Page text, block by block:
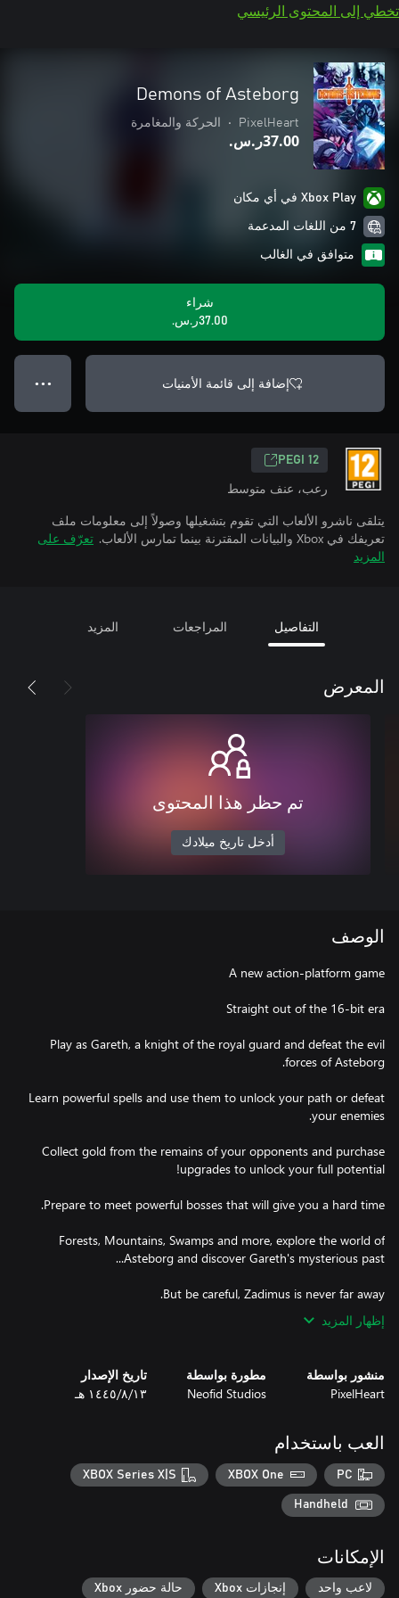
تخطي إلى المحتوى الرئيسي
Demons of Asteborg
PixelHeart
• الحركة والمغامرة
‪ر.س.‏‎37.00‬
Xbox Play في أي مكان
7 من اللغات المدعمة
متوافق في الغالب
شراء
‪ر.س.‏‎37.00‬
إضافة إلى قائمة الأمنيات ● ● ●
PEGI 12
رعب، عنف متوسط
يتلقى ناشرو الألعاب التي تقوم بتشغيلها وصولاً إلى معلومات ملف
تعريفك في Xbox والبيانات المقترنة بينما تمارس الألعاب.
تعرّف على
المزيد
التفاصيل المراجعات المزيد
المعرض
تم حظر هذا المحتوى
أدخل تاريخ ميلادك
الوصف
Play as Gareth, a knight of the royal guard and defeat the evil
Learn powerful spells and use them to unlock your path or defeat
Collect gold from the remains of your opponents and purchase
Forests, Mountains, Swamps and more, explore the world of
But be careful, Zadimus is never far away.
إظهار المزيد
منشور بواسطة
PixelHeart
مطورة بواسطة
Neofid Studios
تاريخ الإصدار
١٣‏/٨‏/١٤٤٥ هـ
العب باستخدام
PC
XBOX One
XBOX Series X|S
Handheld
الإمكانات
لاعب واحد إنجازات Xbox حالة حضور Xbox